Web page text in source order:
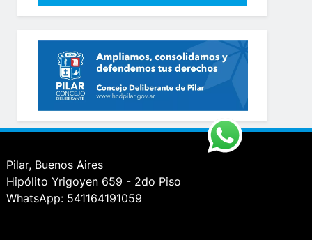
Pilar, Buenos Aires
Hipólito Yrigoyen 659 - 2do Piso
WhatsApp: 541164191059